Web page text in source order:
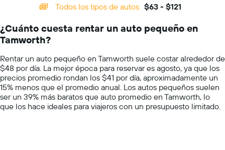
auto
de
renta
por
empresa.
categories.
The
has
1
Y
axis
displaying
values.
Todos los tipos de autos $63 - $121
¿Cuánto cuesta rentar un auto pequeño en
Tamworth?
Rentar un auto pequeño en Tamworth suele costar alrededor de
$48 por día. La mejor época para reservar es agosto, ya que los
precios promedio rondan los $41 por día, aproximadamente un
15% menos que el promedio anual. Los autos pequeños suelen
ser un 39% más baratos que auto promedio en Tamworth, lo
que los hace ideales para viajeros con un presupuesto limitado.